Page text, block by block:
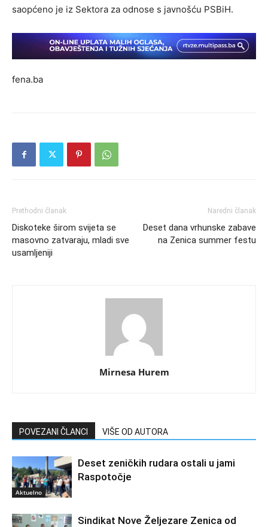
saopćeno je iz Sektora za odnose s javnošću PSBiH.
fena.ba
Prethodni članak
Diskoteke širom svijeta se
masovno zatvaraju, mladi sve
usamljeniji
Naredni članak
Deset dana vrhunske zabave
na Zenica summer festu
Mirnesa Hurem
POVEZANI ČLANCI VIŠE OD AUTORA
Aktuelno
Deset zeničkih rudara ostali u jami
Raspotočje
Sindikat Nove Željezare Zenica od